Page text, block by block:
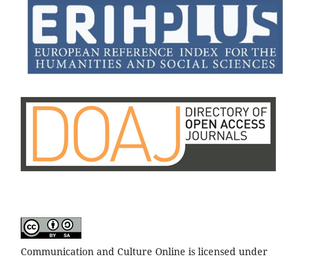
Communication and Culture Online is licensed under